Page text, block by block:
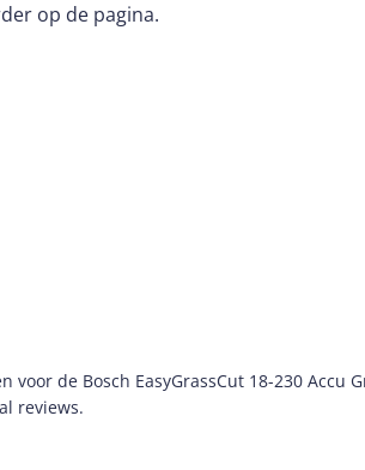
op de pagina.
de Bosch EasyGrassCut 18-230 Accu
reviews.